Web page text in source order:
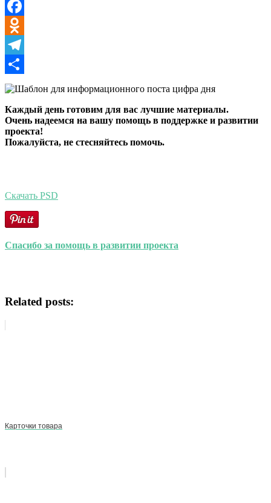
VK
Facebook
Odnoklassniki
Telegram
Отправить
Каждый день готовим для вас лучшие материалы.
Очень надеемся на вашу помощь в поддержке и развитии
проекта!
Пожалуйста, не стесняйтесь помочь.
Скачать PSD
Спасибо за помощь в развитии проекта
Related posts:
Карточки товара